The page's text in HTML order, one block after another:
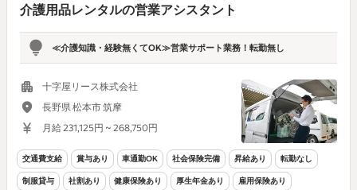
介護用品レンタルの営業アシスタント
≪介護知識・経験無くてOK≫営業サポート業務！転勤無し
十字屋リース株式会社
長野県 松本市 筑摩
月給 231,125円 ~ 268,750円
交通費支給 賞与あり 車通勤OK 社会保険完備 昇給あり 転勤なし
制服貸与 社割あり 健康保険あり 厚生年金あり 雇用保険あり